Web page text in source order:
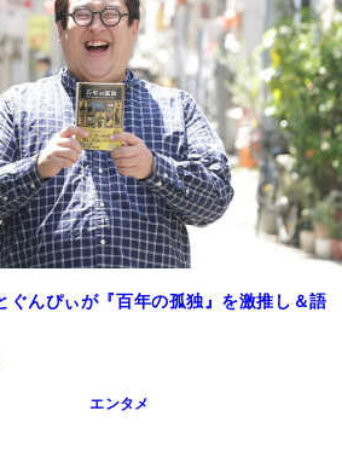
んぴぃが『百年の孤独』を激推し＆語
エンタメ